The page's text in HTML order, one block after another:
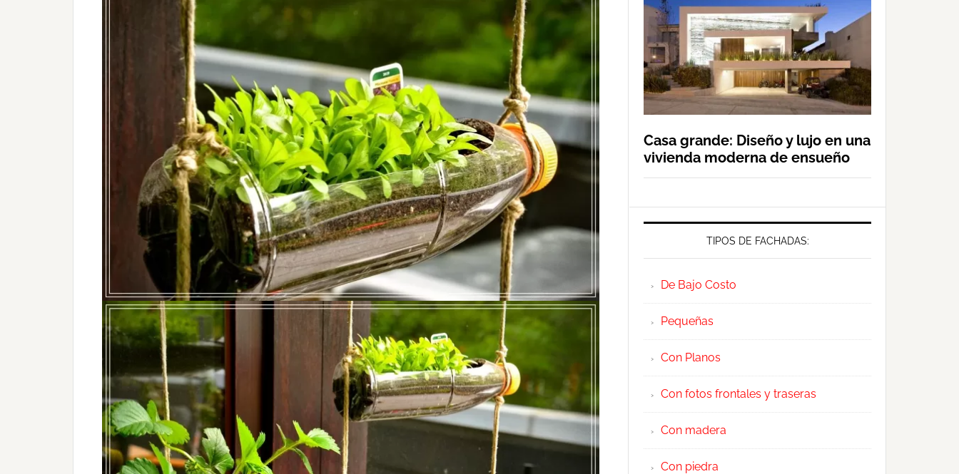
Casa grande: Diseño y lujo en una
vivienda moderna de ensueño
TIPOS DE FACHADAS:
De Bajo Costo
Pequeñas
Con Planos
Con fotos frontales y traseras
Con madera
Con piedra